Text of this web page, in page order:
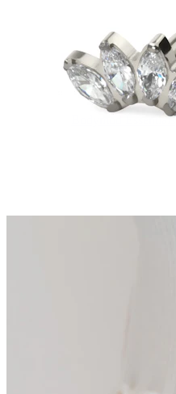
Bodymod Essentials